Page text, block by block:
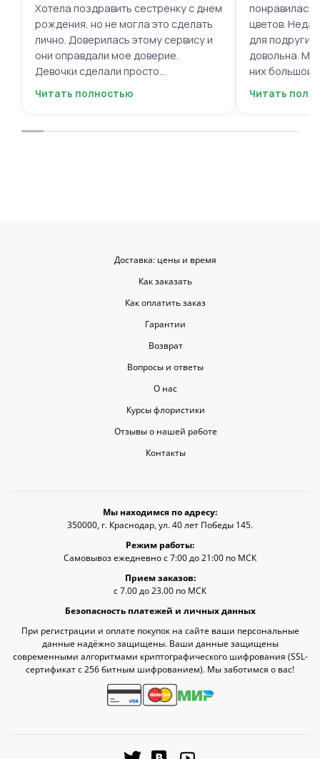
Хотела поздравить сестренку с днем
рождения, но не могла это сделать
лично. Доверилась этому сервису и
они оправдали мое доверие.
Девочки сделали просто
фантастическую цветочную
для согласования. Все заботливо
Читать полностью
понравилась
цветов.
для подруги,
довольна.
них большой
композиций,
Читать
Доставка: цены и время
Как заказать
Как оплатить заказ
Гарантии
Возврат
Вопросы и ответы
О нас
Курсы флористики
Отзывы о нашей работе
Контакты
Мы находимся по адресу:
350000, г. Краснодар, ул. 40 лет Победы 145.
Режим работы:
Самовывоз ежедневно с 7:00 до 21:00 по МСК
Прием заказов:
с 7.00 до 23.00 по МСК
Безопасность платежей и личных данных
При регистрации и оплате покупок на сайте ваши персональные
данные надёжно защищены. Ваши данные защищены
современными алгоритмами криптографического шифрования (SSL-
сертификат c 256 битным шифрованием). Мы заботимся о вас!